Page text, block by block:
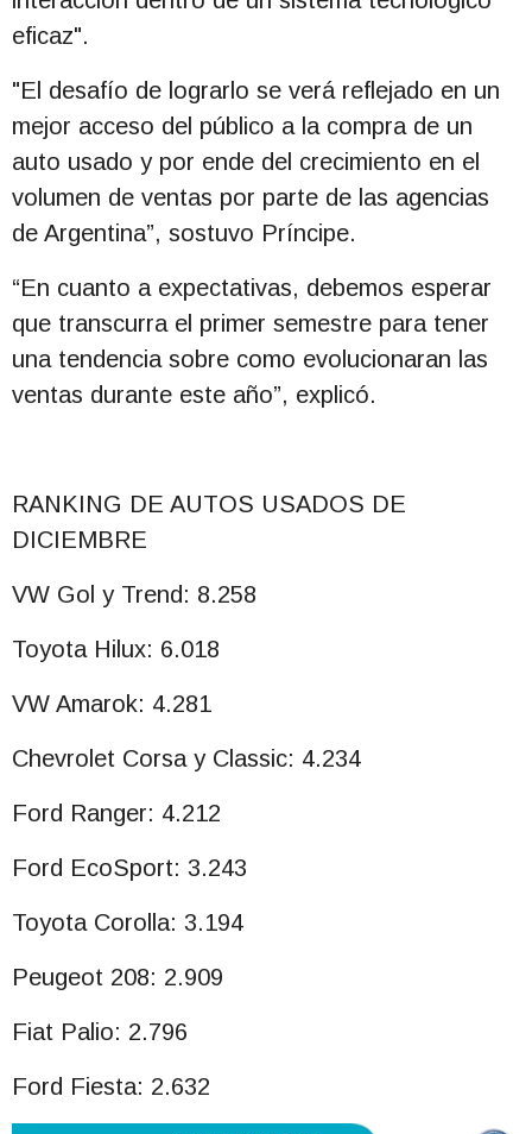
eficaz".
"El desafío de lograrlo se verá reflejado en un
mejor acceso del público a la compra de un
auto usado y por ende del crecimiento en el
volumen de ventas por parte de las agencias
de Argentina”, sostuvo Príncipe.
“En cuanto a expectativas, debemos esperar
que transcurra el primer semestre para tener
una tendencia sobre como evolucionaran las
ventas durante este año”, explicó.
RANKING DE AUTOS USADOS DE
DICIEMBRE
VW Gol y Trend: 8.258
Toyota Hilux: 6.018
VW Amarok: 4.281
Chevrolet Corsa y Classic: 4.234
Ford Ranger: 4.212
Ford EcoSport: 3.243
Toyota Corolla: 3.194
Peugeot 208: 2.909
Fiat Palio: 2.796
Ford Fiesta: 2.632